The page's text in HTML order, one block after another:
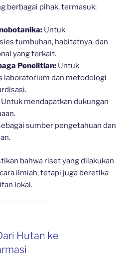
berbagai pihak, termasuk:
Untuk
tumbuhan, habitatnya, dan
yang terkait.
Penelitian: Untuk
laboratorium dan metodologi
Untuk mendapatkan dukungan
sumber pengetahuan dan
bahwa riset yang dilakukan
ilmiah, tetapi juga beretika
lokal.
Hutan ke